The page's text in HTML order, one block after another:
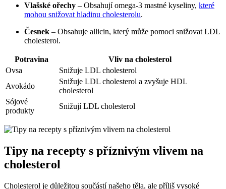
Vlašské ořechy – Obsahují omega-3 mastné kyseliny, které
mohou snižovat hladinu cholesterolu.
Česnek – Obsahuje allicin, který může pomoci snižovat LDL
cholesterol.
Potravina
Vliv na cholesterol
Ovsa
Snižuje LDL cholesterol
Avokádo
Snižuje LDL cholesterol a zvyšuje HDL
cholesterol
Sójové
produkty
Snižují LDL cholesterol
Tipy na recepty s příznivým vlivem na
cholesterol
Cholesterol je důležitou součástí našeho těla, ale příliš vysoké